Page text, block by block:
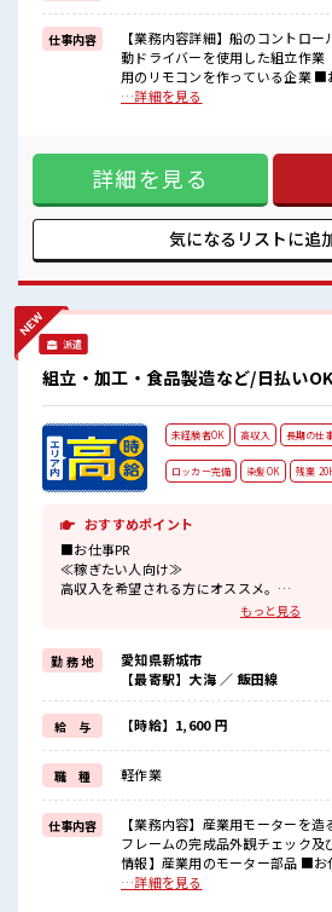
■職場の雰囲気
20代活躍中のフレッシュな職場です☆
一息つける休憩スペースもあります！
ロッカーあり！
安心してお仕事に集中♪
仕事内容
【業務内容詳細】船のコントロ
動ドライバーを使用した組立作業
用のリモコンを作っている企業 ■お仕事PR ≪稼ぎたい人向け
≫ 高収入を希望される方にオスス
しっかり働く環境が整っています
ップUP目指していきましょう！ ≪
せる≫ 困った事などがあれば、 担
す！ ■職場の雰囲気 20代活躍中のフレッシュな職場です☆ 一
息つける休憩スペースもあります
お仕事に集中♪ 残業多め！ 稼ぎた
…詳細を見る
詳細を見る
気になるリストに追
派遣
組立・加工・食品製造など/日払い
未経験者OK 高収入 長期の仕
ロッカー完備 染髪OK 残業
おすすめポイント
■お仕事PR
≪稼ぎたい人向け≫
高収入を希望される方にオススメ。
残業は月20時間以上あります♪
基本的に髪色自由で明るすぎたり奇抜でなけ
(規定有)≪ラクラク制服アリ≫
制服があるので、
毎日の服装の悩み解消♪
≪未経験OKの仕事≫
新しいことにチャレンジするのは不安だけど
しっかり働く環境が整っています！
イチからスキルUP・ステップUP目指してい
≪自分に合った期間で働ける≫
福利厚生が整った派遣のお仕事です！
■職場の雰囲気
キバツ過ぎなければ髪色・髪型は自由！
もっと見る
勤 務 地
愛知県新城市
【最寄駅】大海 ／ 飯田線
給 与 【時給】1,600 円
職 種 軽作業
仕事内容
【業務内容】産業用モーターを
フレームの完成品外観チェック及
情報】産業用のモーター部品 ■お仕事PR ≪稼ぎたい人向け≫
高収入を希望される方にオススメ
…詳細を見る